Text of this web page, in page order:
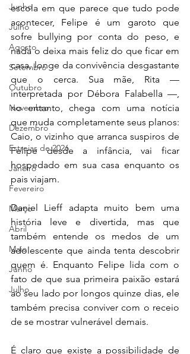
Junho
Julho
Agosto
Setembro
Outubro
Novembro
Dezembro
Estreias de 2026
Janeiro
Fevereiro
Março
Abril
Maio
Junho
Julho
escola em que parece que tudo pode
acontecer, Felipe é um garoto que
sofre bullying por conta do peso, e
nada o deixa mais feliz do que ficar em
casa, longe da convivência desgastante
que o cerca. Sua mãe, Rita —
interpretada por Débora Falabella —,
no entanto, chega com uma notícia
que muda completamente seus planos:
Caio, o vizinho que arranca suspiros de
Felipe desde a infância, vai ficar
hospedado em sua casa enquanto os
pais viajam.
Daniel Lieff adapta muito bem uma
história leve e divertida, mas que
também entende os medos de um
adolescente que ainda tenta descobrir
quem é. Enquanto Felipe lida com o
fato de que sua primeira paixão estará
ao seu lado por longos quinze dias, ele
também precisa conviver com o receio
de se mostrar vulnerável demais.
É claro que existe a possibilidade de